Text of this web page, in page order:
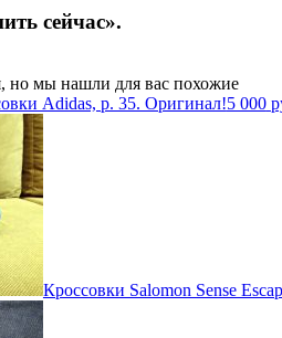
сейчас».
но мы нашли для вас похожие
Adidas, р. 35. Оригинал!5 000
Кроссовки Salomon Sense